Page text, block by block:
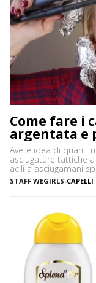
Come fare i
argentata e
Avete idea di quanti
asciugature tattiche
acili a asciugamani
disparati. Avere i
quando ci vediamo
STAFF WEGIRLS-CAPELLI